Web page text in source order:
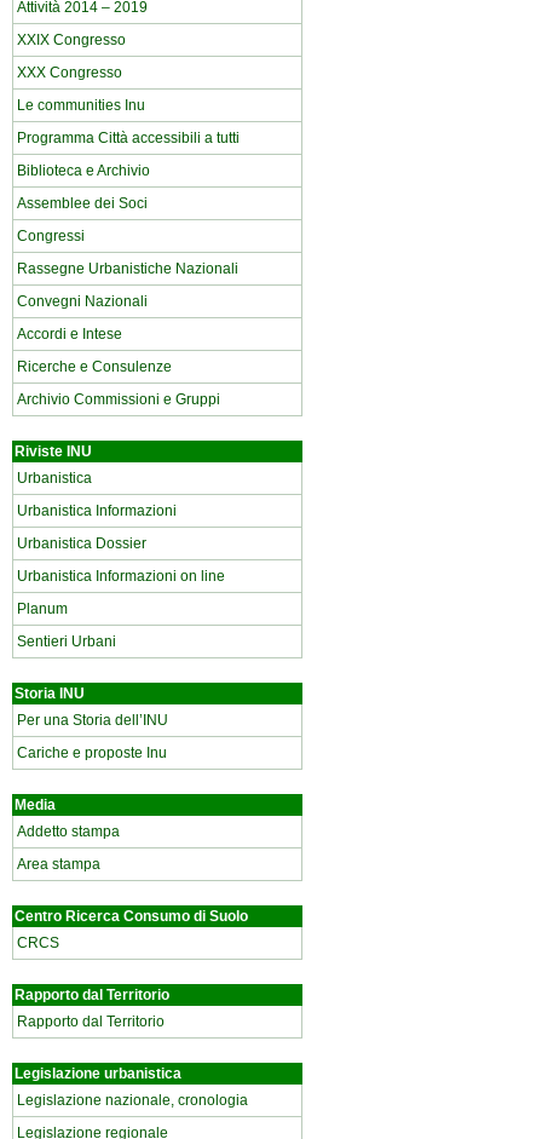
Attività 2014 – 2019
XXIX Congresso
XXX Congresso
Le communities Inu
Programma Città accessibili a tutti
Biblioteca e Archivio
Assemblee dei Soci
Congressi
Rassegne Urbanistiche Nazionali
Convegni Nazionali
Accordi e Intese
Ricerche e Consulenze
Archivio Commissioni e Gruppi
Riviste INU
Urbanistica
Urbanistica Informazioni
Urbanistica Dossier
Urbanistica Informazioni on line
Planum
Sentieri Urbani
Storia INU
Per una Storia dell’INU
Cariche e proposte Inu
Media
Addetto stampa
Area stampa
Centro Ricerca Consumo di Suolo
CRCS
Rapporto dal Territorio
Rapporto dal Territorio
Legislazione urbanistica
Legislazione nazionale, cronologia
Legislazione regionale